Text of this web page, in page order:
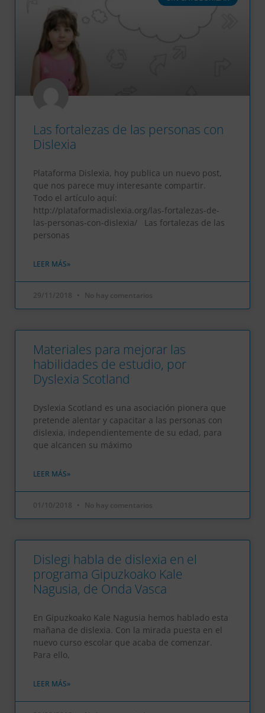
Las fortalezas de las personas con
Dislexia
Plataforma Dislexia, hoy publica un nuevo post,
que nos parece muy interesante compartir.
Todo el artículo aquí:
http://plataformadislexia.org/las-fortalezas-de-
las-personas-con-dislexia/ Las fortalezas de las
personas
LEER MÁS»
29/11/2018 No hay comentarios
Materiales para mejorar las
habilidades de estudio, por
Dyslexia Scotland
Dyslexia Scotland es una asociación pionera que
pretende alentar y capacitar a las personas con
dislexia, independientemente de su edad, para
que alcancen su máximo
LEER MÁS»
01/10/2018 No hay comentarios
Dislegi habla de dislexia en el
programa Gipuzkoako Kale
Nagusia, de Onda Vasca
En Gipuzkoako Kale Nagusia hemos hablado esta
mañana de dislexia. Con la mirada puesta en el
nuevo curso escolar que acaba de comenzar.
Para ello,
LEER MÁS»